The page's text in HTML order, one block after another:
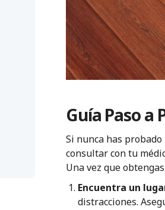
Guía Paso a
Si nunca has
consultar con tu
Una vez que
Encuentra un
distracciones.